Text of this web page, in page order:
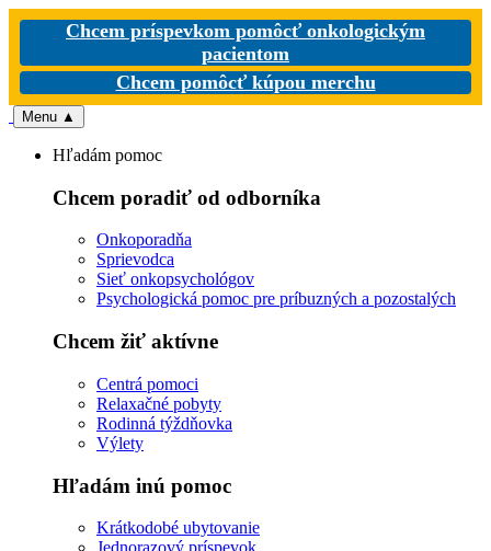
Chcem príspevkom pomôcť onkologickým
pacientom
Chcem pomôcť kúpou merchu
Menu ▲
Hľadám pomoc
Chcem poradiť od odborníka
Onkoporadňa
Sprievodca
Sieť onkopsychológov
Psychologická pomoc pre príbuzných a pozostalých
Chcem žiť aktívne
Centrá pomoci
Relaxačné pobyty
Rodinná týždňovka
Výlety
Hľadám inú pomoc
Krátkodobé ubytovanie